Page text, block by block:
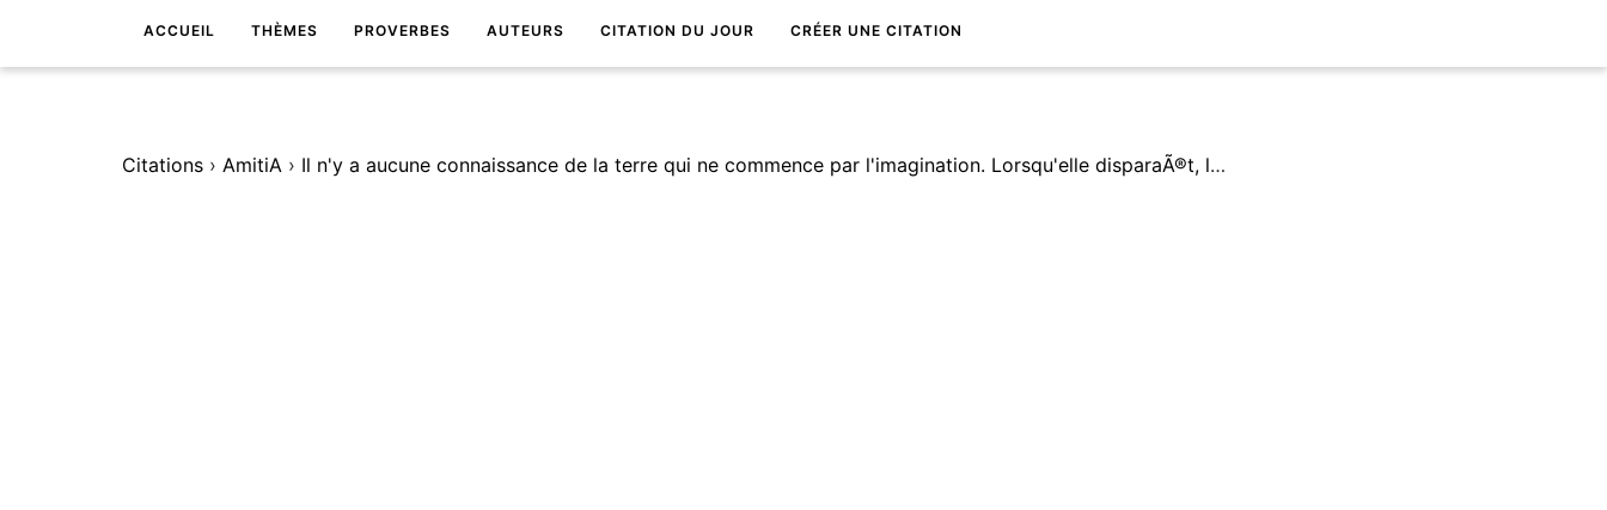
ACCUEIL THÈMES PROVERBES AUTEURS CITATION DU JOUR CRÉER UNE CITATION
Citations › AmitiA › Il n'y a aucune connaissance de la terre qui ne commence par l'imagination. Lorsqu'elle disparaÃ®t, lorsque se brise la crÃ©ation par l'imaginaire, la curiositÃ© s'Ã©vanouit avec elle et le savoir s'Ã©puise.